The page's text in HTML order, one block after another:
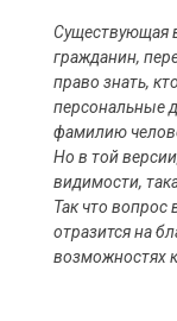
Существующая
гражданин,
право знать,
персональные
фамилию
Но в той
видимости,
Так что вопрос
отразится на
возможностях